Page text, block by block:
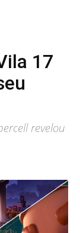
17
revelou